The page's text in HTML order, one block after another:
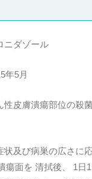
ニダゾール
年5月
性皮膚潰瘍部位の殺
状及び病巣の広さに
瘍面を 清拭後、 1日